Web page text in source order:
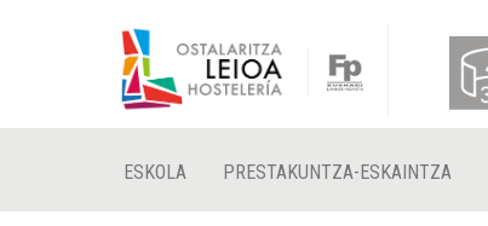
ESKOLA PRESTAKUNTZA-ESKAINTZA